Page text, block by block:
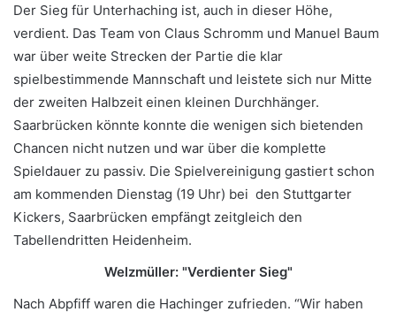
Der Sieg für Unterhaching ist, auch in dieser Höhe,
verdient. Das Team von Claus Schromm und Manuel Baum
war über weite Strecken der Partie die klar
spielbestimmende Mannschaft und leistete sich nur Mitte
der zweiten Halbzeit einen kleinen Durchhänger.
Saarbrücken könnte konnte die wenigen sich bietenden
Chancen nicht nutzen und war über die komplette
Spieldauer zu passiv. Die Spielvereinigung gastiert schon
am kommenden Dienstag (19 Uhr) bei den Stuttgarter
Kickers, Saarbrücken empfängt zeitgleich den
Tabellendritten Heidenheim.
Welzmüller: "Verdienter Sieg"
Nach Abpfiff waren die Hachinger zufrieden. “Wir haben